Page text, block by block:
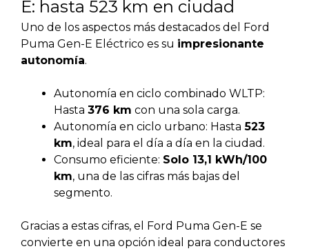
E: hasta 523 km en ciudad
Uno de los aspectos más destacados del Ford
Puma Gen-E Eléctrico es su impresionante
autonomía.
Autonomía en ciclo combinado WLTP:
Hasta 376 km con una sola carga.
Autonomía en ciclo urbano: Hasta 523
km, ideal para el día a día en la ciudad.
Consumo eficiente: Solo 13,1 kWh/100
km, una de las cifras más bajas del
segmento.
Gracias a estas cifras, el Ford Puma Gen-E se
convierte en una opción ideal para conductores